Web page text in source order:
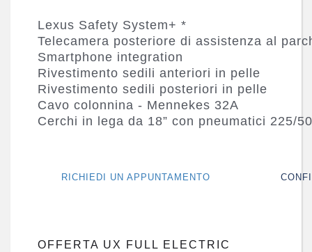
Lexus Safety System+ *
Telecamera posteriore di assistenza al
Smartphone integration
Rivestimento sedili anteriori in pelle
Rivestimento sedili posteriori in pelle
Cavo colonnina - Mennekes 32A
Cerchi in lega da 18” con pneumatici 225/
RICHIEDI UN APPUNTAMENTO
OFFERTA UX FULL ELECTRIC